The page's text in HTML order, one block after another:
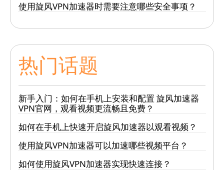
使用旋风VPN加速器时需要注意哪些安全事项？
热门话题
新手入门：如何在手机上安装和配置 旋风加速器
VPN官网，观看视频更流畅且免费？
如何在手机上快速开启旋风加速器以观看视频？
使用旋风VPN加速器可以加速哪些视频平台？
如何使用旋风VPN加速器实现快速连接？